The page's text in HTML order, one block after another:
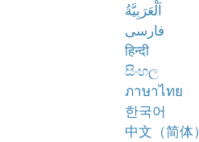
اَلْعَرَبِيَّةُ
فارسی
हिन्दी
සිංහල
ภาษาไทย
한국어
中文（简体）